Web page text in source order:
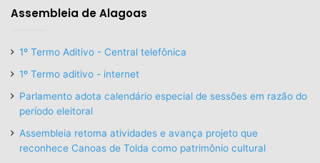
Assembleia de Alagoas
1º Termo Aditivo - Central telefônica
1º Termo aditivo - internet
Parlamento adota calendário especial de sessões em razão do
período eleitoral
Assembleia retoma atividades e avança projeto que
reconhece Canoas de Tolda como patrimônio cultural